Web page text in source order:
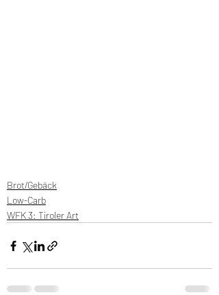
Brot/Gebäck
Low-Carb
WFK 3: Tiroler Art